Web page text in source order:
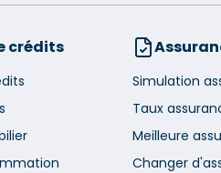
crédits
Simulation
Taux
Meilleure
Changer